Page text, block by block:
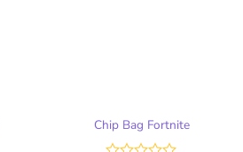
Chip Bag Fortnite